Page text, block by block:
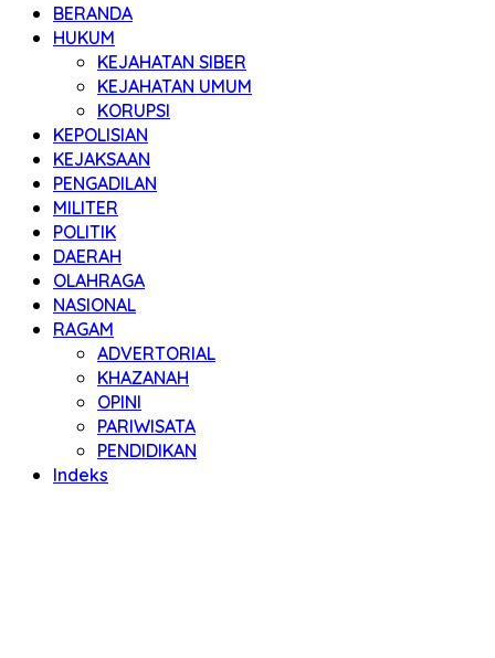
BERANDA
HUKUM
KEJAHATAN SIBER
KEJAHATAN UMUM
KORUPSI
KEPOLISIAN
KEJAKSAAN
PENGADILAN
MILITER
POLITIK
DAERAH
OLAHRAGA
NASIONAL
RAGAM
ADVERTORIAL
KHAZANAH
OPINI
PARIWISATA
PENDIDIKAN
Indeks